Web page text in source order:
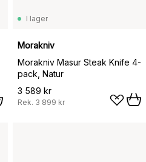
I lager
Morakniv
Morakniv Masur Steak Knife 4-
pack, Natur
3 589 kr
Rek. 3 899 kr